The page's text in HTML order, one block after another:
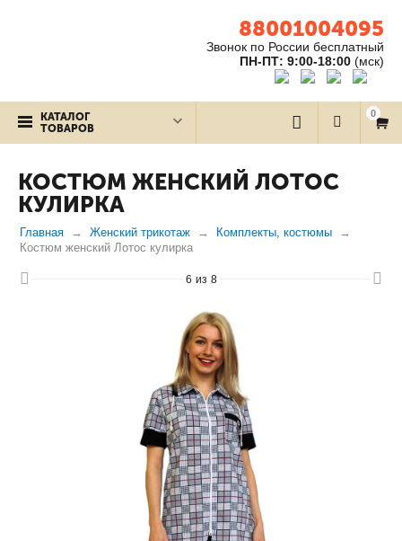
88001004095
Звонок по России бесплатный
ПН-ПТ: 9:00-18:00 (мск)
КАТАЛОГ
ТОВАРОВ
0
КОСТЮМ ЖЕНСКИЙ ЛОТОС
КУЛИРКА
Главная Женский трикотаж
Комплекты, костюмы
Костюм женский Лотос кулирка
6 из 8